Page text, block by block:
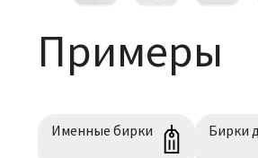
Примеры
Именные бирки Бирки